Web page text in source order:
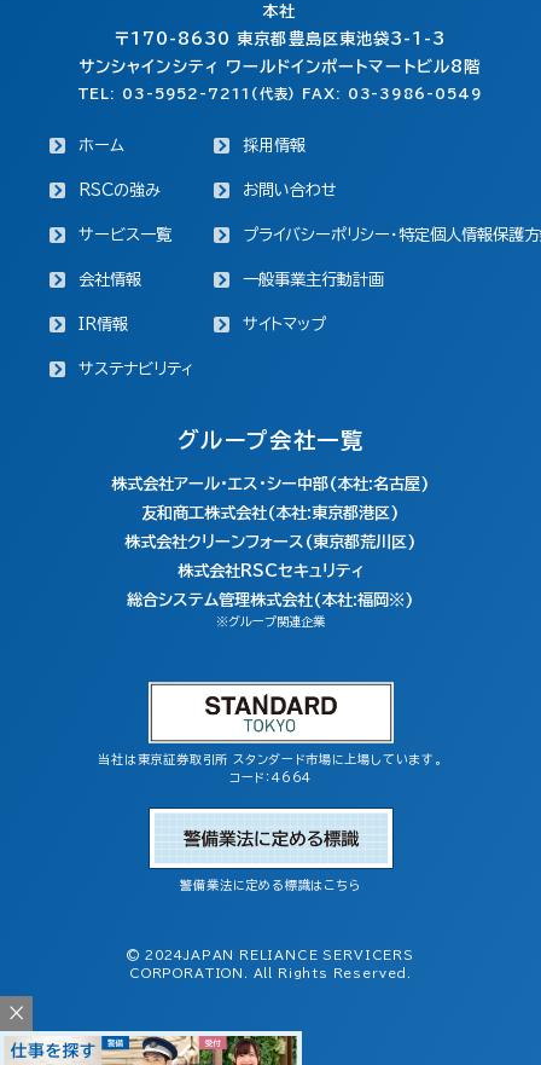
×
本社
〒170-8630東京都豊島区東池袋3-1-3
サンシャインシティ ワールドインポートマートビル8階
TEL: 03-5952-7211(代表) FAX: 03-3986-0549
ホーム
RSCの強み
サービス一覧
会社情報
IR情報
サステナビリティ
採用情報
お問い合わせ
プライバシーポリシー・特定個人情報保護
一般事業主行動計画
サイトマップ
グループ会社一覧
株式会社アール・エス・シー中部(本社:名古屋)
友和商工株式会社(本社:東京都港区)
株式会社クリーンフォース(東京都荒川区)
株式会社RSCセキュリティ
総合システム管理株式会社(本社:福岡※)
※グループ関連企業
当社は東京証券取引所 スタンダード市場に上場しています。
コード：4664
警備業法に定める標識はこちら
© 2024JAPAN RELIANCE SERVICERS
CORPORATION. All Rights Reserved.